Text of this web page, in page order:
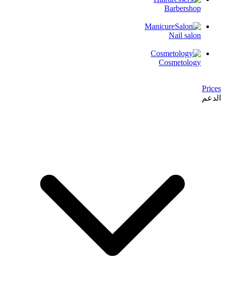
Barbershop
Nail salon
Cosmetology
Prices
الدعم